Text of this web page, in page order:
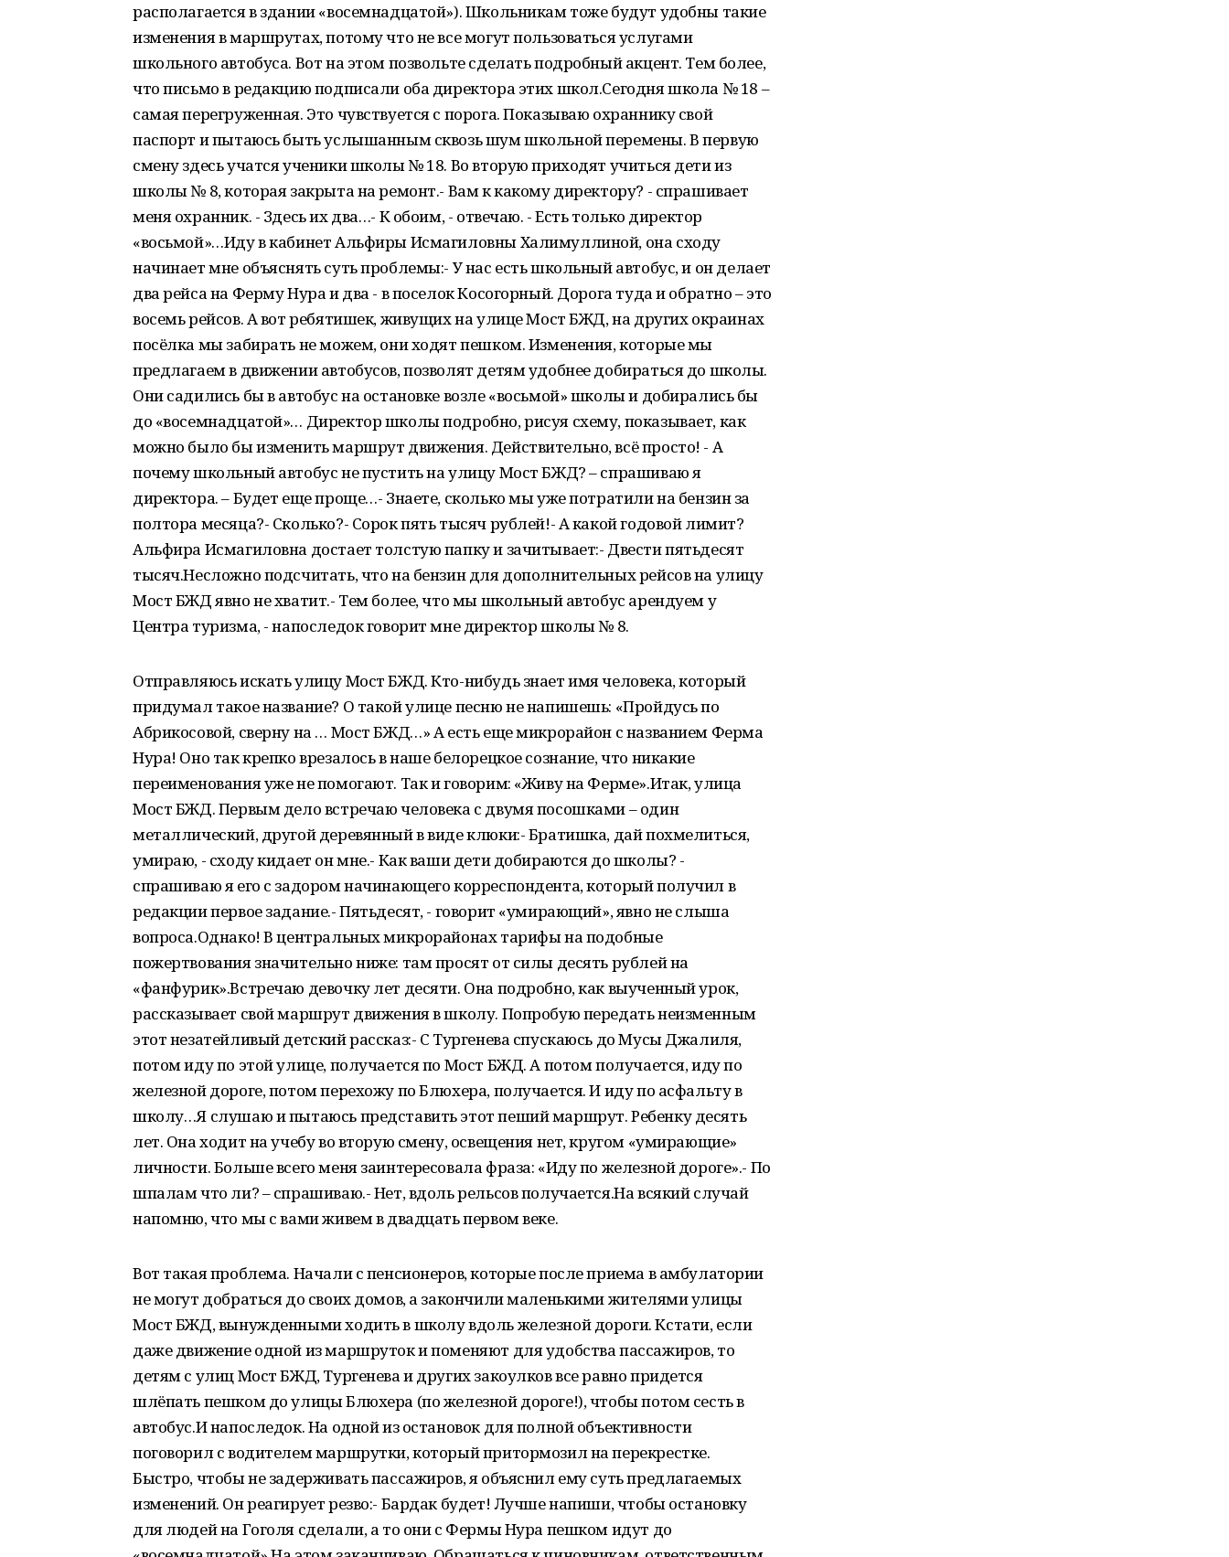
располагается в здании «восемнадцатой»). Школьникам тоже будут удобны такие
изменения в маршрутах, потому что не все могут пользоваться услугами
школьного автобуса. Вот на этом позвольте сделать подробный акцент. Тем более,
что письмо в редакцию подписали оба директора этих школ.Сегодня школа № 18 –
самая перегруженная. Это чувствуется с порога. Показываю охраннику свой
паспорт и пытаюсь быть услышанным сквозь шум школьной перемены. В первую
смену здесь учатся ученики школы № 18. Во вторую приходят учиться дети из
школы № 8, которая закрыта на ремонт.- Вам к какому директору? - спрашивает
меня охранник. - Здесь их два…- К обоим, - отвечаю. - Есть только директор
«восьмой»…Иду в кабинет Альфиры Исмагиловны Халимуллиной, она сходу
начинает мне объяснять суть проблемы:- У нас есть школьный автобус, и он делает
два рейса на Ферму Нура и два - в поселок Косогорный. Дорога туда и обратно – это
восемь рейсов. А вот ребятишек, живущих на улице Мост БЖД, на других окраинах
посёлка мы забирать не можем, они ходят пешком. Изменения, которые мы
предлагаем в движении автобусов, позволят детям удобнее добираться до школы.
Они садились бы в автобус на остановке возле «восьмой» школы и добирались бы
до «восемнадцатой»… Директор школы подробно, рисуя схему, показывает, как
можно было бы изменить маршрут движения. Действительно, всё просто! - А
почему школьный автобус не пустить на улицу Мост БЖД? – спрашиваю я
директора. – Будет еще проще…- Знаете, сколько мы уже потратили на бензин за
полтора месяца?- Сколько?- Сорок пять тысяч рублей!- А какой годовой лимит?
Альфира Исмагиловна достает толстую папку и зачитывает:- Двести пятьдесят
тысяч.Несложно подсчитать, что на бензин для дополнительных рейсов на улицу
Мост БЖД явно не хватит.- Тем более, что мы школьный автобус арендуем у
Центра туризма, - напоследок говорит мне директор школы № 8.
Отправляюсь искать улицу Мост БЖД. Кто-нибудь знает имя человека, который
придумал такое название? О такой улице песню не напишешь: «Пройдусь по
Абрикосовой, сверну на … Мост БЖД…» А есть еще микрорайон с названием Ферма
Нура! Оно так крепко врезалось в наше белорецкое сознание, что никакие
переименования уже не помогают. Так и говорим: «Живу на Ферме».Итак, улица
Мост БЖД. Первым дело встречаю человека с двумя посошками – один
металлический, другой деревянный в виде клюки:- Братишка, дай похмелиться,
умираю, - сходу кидает он мне.- Как ваши дети добираются до школы? -
спрашиваю я его с задором начинающего корреспондента, который получил в
редакции первое задание.- Пятьдесят, - говорит «умирающий», явно не слыша
вопроса.Однако! В центральных микрорайонах тарифы на подобные
пожертвования значительно ниже: там просят от силы десять рублей на
«фанфурик».Встречаю девочку лет десяти. Она подробно, как выученный урок,
рассказывает свой маршрут движения в школу. Попробую передать неизменным
этот незатейливый детский рассказ:- С Тургенева спускаюсь до Мусы Джалиля,
потом иду по этой улице, получается по Мост БЖД. А потом получается, иду по
железной дороге, потом перехожу по Блюхера, получается. И иду по асфальту в
школу…Я слушаю и пытаюсь представить этот пеший маршрут. Ребенку десять
лет. Она ходит на учебу во вторую смену, освещения нет, кругом «умирающие»
личности. Больше всего меня заинтересовала фраза: «Иду по железной дороге».- По
шпалам что ли? – спрашиваю.- Нет, вдоль рельсов получается.На всякий случай
напомню, что мы с вами живем в двадцать первом веке.
Вот такая проблема. Начали с пенсионеров, которые после приема в амбулатории
не могут добраться до своих домов, а закончили маленькими жителями улицы
Мост БЖД, вынужденными ходить в школу вдоль железной дороги. Кстати, если
даже движение одной из маршруток и поменяют для удобства пассажиров, то
детям с улиц Мост БЖД, Тургенева и других закоулков все равно придется
шлёпать пешком до улицы Блюхера (по железной дороге!), чтобы потом сесть в
автобус.И напоследок. На одной из остановок для полной объективности
поговорил с водителем маршрутки, который притормозил на перекрестке.
Быстро, чтобы не задерживать пассажиров, я объяснил ему суть предлагаемых
изменений. Он реагирует резво:- Бардак будет! Лучше напиши, чтобы остановку
для людей на Гоголя сделали, а то они с Фермы Нура пешком идут до